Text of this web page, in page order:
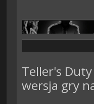
Teller's Duty
wersja gry